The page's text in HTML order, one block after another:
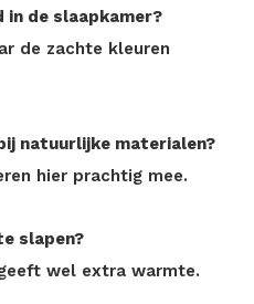
in de slaapkamer?
de zachte kleuren
natuurlijke materialen?
hier prachtig mee.
slapen?
wel extra warmte.